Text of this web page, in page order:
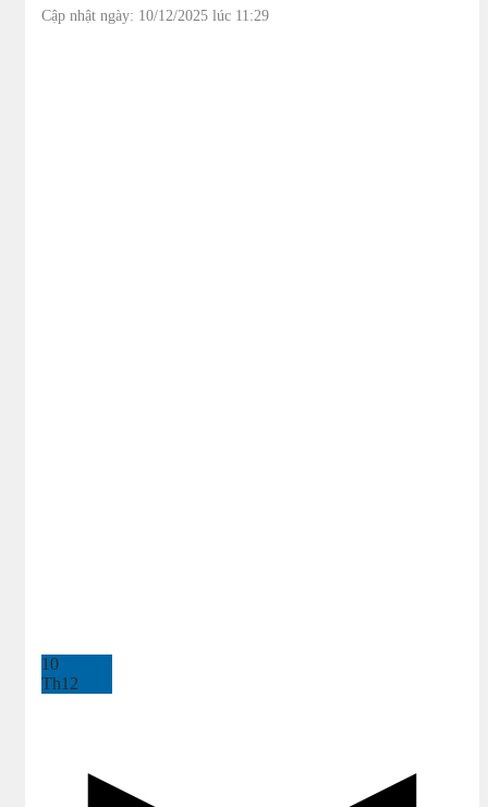
Cập nhật ngày: 10/12/2025 lúc 11:29
10
Th12